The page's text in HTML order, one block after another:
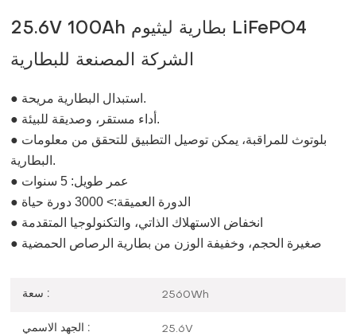
25.6V 100Ah بطارية ليثيوم LiFePO4
الشركة المصنعة للبطارية
● استبدال البطارية مريحة.
● أداء مستقر، وصديقة للبيئة.
● بلوتوث للمراقبة، يمكن توصيل التطبيق للتحقق من معلومات
البطارية.
● عمر طويل: 5 سنوات
● الدورة العميقة:> 3000 دورة حياة
● انخفاض الاستهلاك الذاتي، والتكنولوجيا المتقدمة
● صغيرة الحجم، وخفيفة الوزن من بطارية الرصاص الحمضية
سعة : 2560Wh
الجهد الاسمي : 25.6V